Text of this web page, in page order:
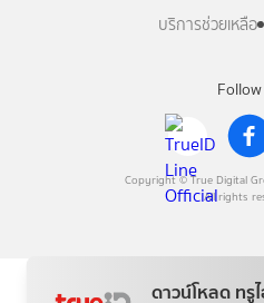
ดาวน์โหลด ทรู
Copyright © True Digital
All rights
บริการช่วยเหลือ